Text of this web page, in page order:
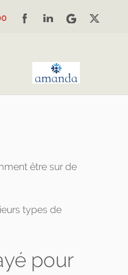
être sur de
types de
pour